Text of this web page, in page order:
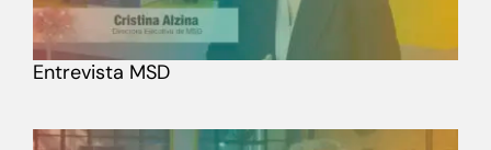
Entrevista MSD